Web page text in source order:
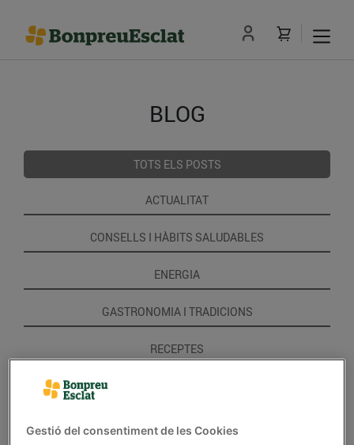
BLOG
TOTS ELS POSTS
ACTUALITAT
CONSELLS I HÀBITS SALUDABLES
ENERGIA
GASTRONOMIA I TRADICIONS
RECEPTES
Gestió del consentiment de les Cookies